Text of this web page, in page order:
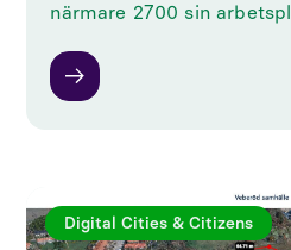
närmare 2700 sin
Digital Cities & Citizens